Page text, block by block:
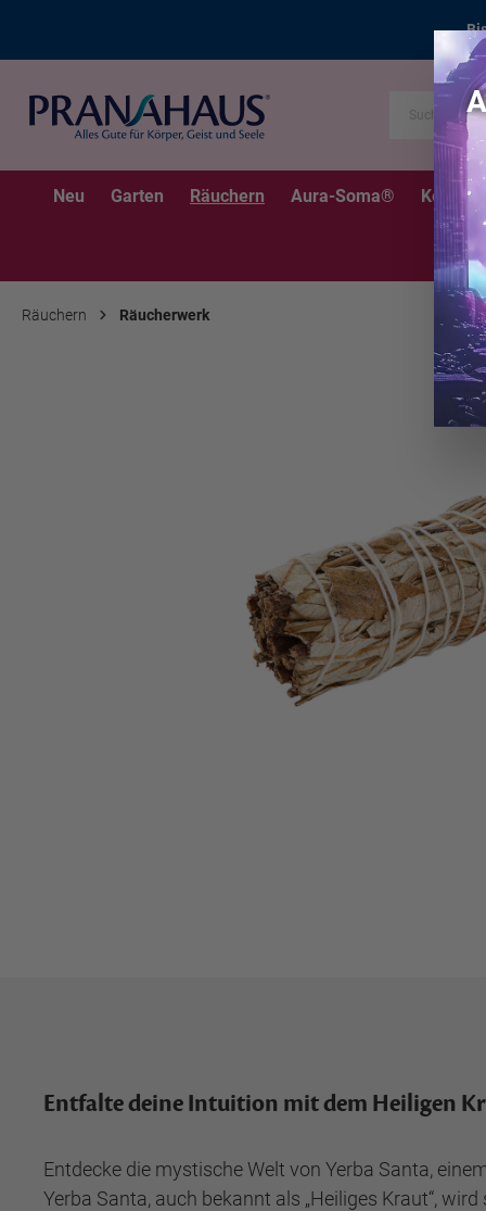
Neu Garten Räuchern Aura-Soma® Kerzen
Räuchern Räucherwerk
Entfalte deine Intuition mit dem Heiligen
Entdecke die mystische Welt von Yerba Santa,
Yerba Santa, auch bekannt als „Heiliges Kraut“,